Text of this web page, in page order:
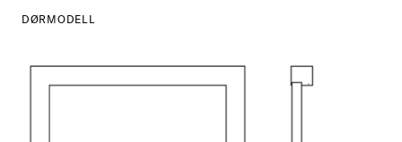
DØRMODELL